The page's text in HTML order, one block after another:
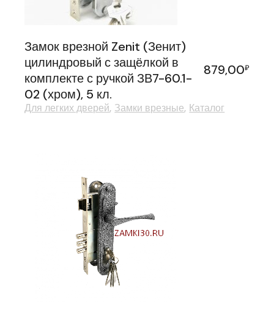
Замок врезной Zenit (Зенит)
цилиндровый с защёлкой в
комплекте с ручкой ЗВ7-60.1-
02 (хром), 5 кл.
879,00₽
Для легких дверей Замки врезные Каталог